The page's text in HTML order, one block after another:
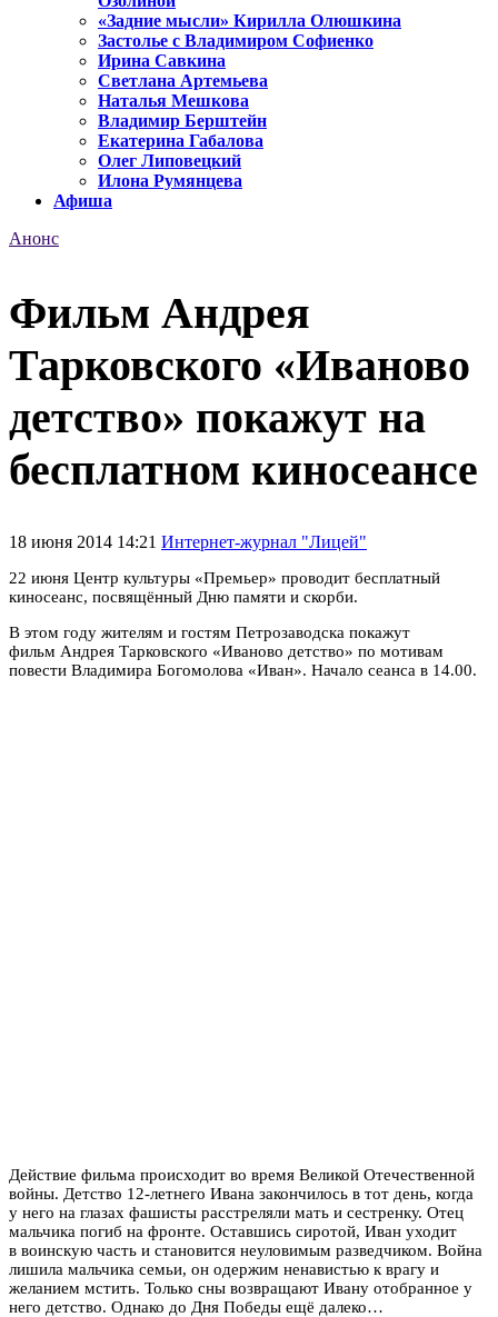
«Задние мысли» Кирилла Олюшкина
Застолье с Владимиром Софиенко
Ирина Савкина
Светлана Артемьева
Наталья Мешкова
Владимир Берштейн
Екатерина Габалова
Олег Липовецкий
Илона Румянцева
Афиша
Анонс
Фильм Андрея
Тарковского «Иваново
детство» покажут на
бесплатном киносеансе
18 июня 2014 14:21 Интернет-журнал "Лицей"
22 июня Центр культуры «Премьер» проводит бесплатный
киносеанс, посвящённый Дню памяти и скорби.
В этом году жителям и гостям Петрозаводска покажут
фильм Андрея Тарковского «Иваново детство» по мотивам
повести Владимира Богомолова «Иван». Начало сеанса в 14.00.
Действие фильма происходит во время Великой Отечественной
войны. Детство 12-летнего Ивана закончилось в тот день, когда
у него на глазах фашисты расстреляли мать и сестренку. Отец
мальчика погиб на фронте. Оставшись сиротой, Иван уходит
в воинскую часть и становится неуловимым разведчиком. Война
лишила мальчика семьи, он одержим ненавистью к врагу и
желанием мстить. Только сны возвращают Ивану отобранное у
него детство. Однако до Дня Победы ещё далеко…